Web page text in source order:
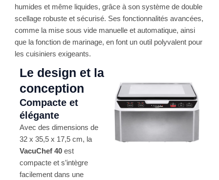
humides et même liquides, grâce à son système de double
scellage robuste et sécurisé. Ses fonctionnalités avancées,
comme la mise sous vide manuelle et automatique, ainsi
que la fonction de marinage, en font un outil polyvalent pour
les cuisiniers exigeants​.
Le design et la
conception
Compacte et
élégante
Avec des dimensions de
32 x 35,5 x 17,5 cm, la
VacuChef 40 est
compacte et s’intègre
facilement dans une